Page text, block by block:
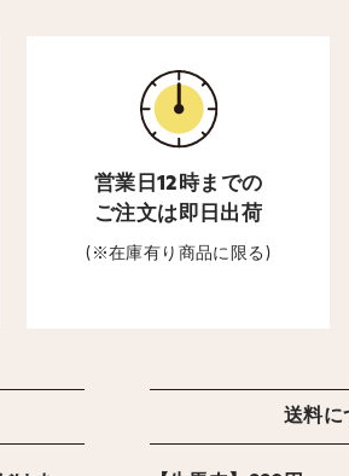
営業日12時までの
ご注文は即日出荷
(※在庫有り商品に限る)
送料に